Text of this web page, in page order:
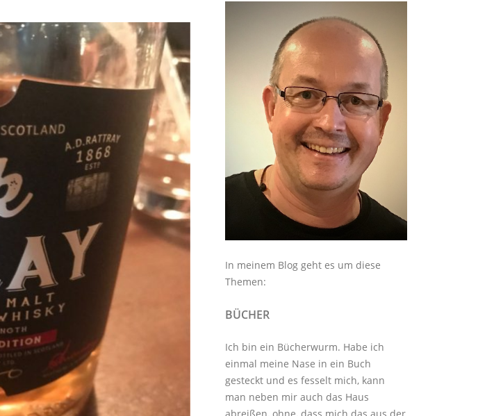
In meinem Blog geht es um diese
Themen:
BÜCHER
Ich bin ein Bücherwurm. Habe ich
einmal meine Nase in ein Buch
gesteckt und es fesselt mich, kann
man neben mir auch das Haus